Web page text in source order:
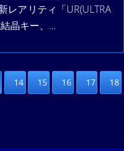
レアリティ「UR(ULTRA
晶キー、…
14 15 16 17 18